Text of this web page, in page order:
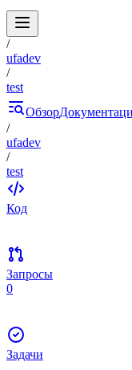
/
ufadev
/
test
Обзор
/
ufadev
/
test
Код
Запросы
0
Задачи